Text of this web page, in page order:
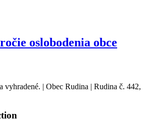
oslobodenia obce
| Obec Rudina | Rudina č. 442,